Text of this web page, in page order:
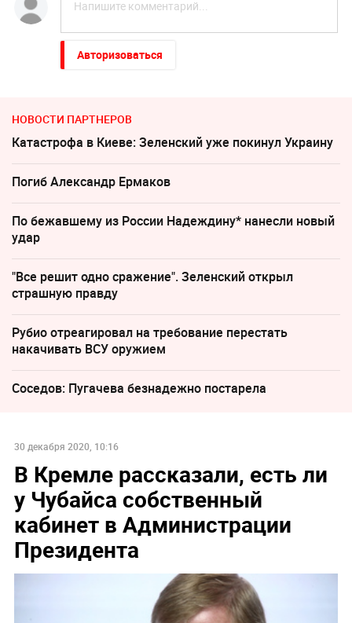
Авторизоваться
НОВОСТИ ПАРТНЕРОВ
Катастрофа в Киеве: Зеленский уже покинул Украину
Погиб Александр Ермаков
По бежавшему из России Надеждину* нанесли новый
удар
"Все решит одно сражение". Зеленский открыл
страшную правду
Рубио отреагировал на требование перестать
накачивать ВСУ оружием
Соседов: Пугачева безнадежно постарела
30 декабря 2020, 10:16
В Кремле рассказали, есть ли
у Чубайса собственный
кабинет в Администрации
Президента